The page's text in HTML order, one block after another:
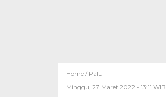
Home / Palu
Minggu, 27 Maret 2022 - 13:11 WIB